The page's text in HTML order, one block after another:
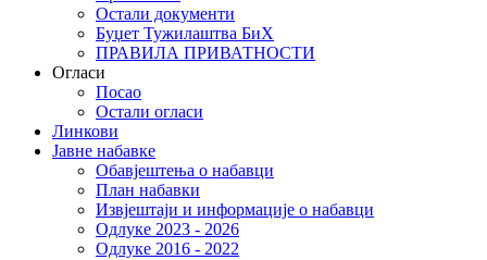
Остали документи
Буџет Тужилаштва БиХ
ПРАВИЛА ПРИВАТНОСТИ
Огласи
Посао
Остали огласи
Линкови
Јавне набавке
Обавјештења о набавци
План набавки
Извјештаји и информације о набавци
Одлуке 2023 - 2026
Одлуке 2016 - 2022